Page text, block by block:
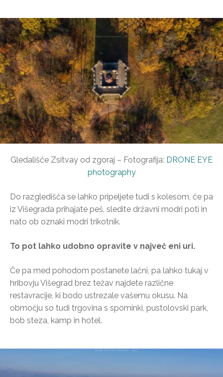
Gledališče Zsitvay od zgoraj – Fotografija: DRONE EYE
photography
Do razgledišča se lahko pripeljete tudi s kolesom, če pa
iz Višegrada prihajate peš, sledite državni modri poti in
nato ob oznaki modri trikotnik.
To pot lahko udobno opravite v največ eni uri.
Če pa med pohodom postanete lačni, pa lahko tukaj v
hribovju Višegrad brez težav najdete različne
restavracije, ki bodo ustrezale vašemu okusu. Na
območju so tudi trgovina s spominki, pustolovski park,
bob steza, kamp in hotel.